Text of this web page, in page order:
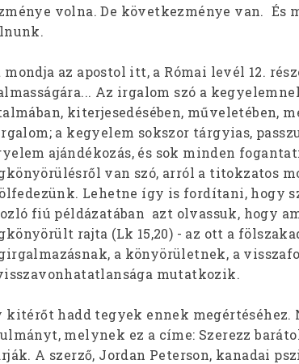
volna. De következménye van. És
mondja az apostol itt, a Római levél 12.
Az irgalom szó a
kiterjesedésében, műveletében,
a kegyelem sokszor tárgyias,
ajándékozás, és sok minden
van szó, arról a titokzatos
Lehetne így is fordítani, hogy
fiú példázatában azt olvassuk, hogy
rajta (Lk 15,20) - az ott a
a könyörületnek, a
mutatkozik.
kitérőt hadd tegyek ennek megértéséhez.
melynek ez a címe: Szerezz
A szerző, Jordan Peterson, kanadai